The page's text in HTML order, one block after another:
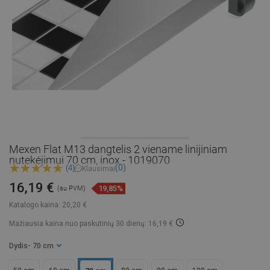
Mexen Flat M13 dangtelis 2 viename linijiniam
nutekėjimui 70 cm, inox - 1019070
(4) Klausimai(0)
Katalogo kaina: 20,20 €
16,19 € (su PVM) 19,85%
Mažiausia kaina nuo paskutinių 30 dienų: 16,19 €
Dydis - 70 cm